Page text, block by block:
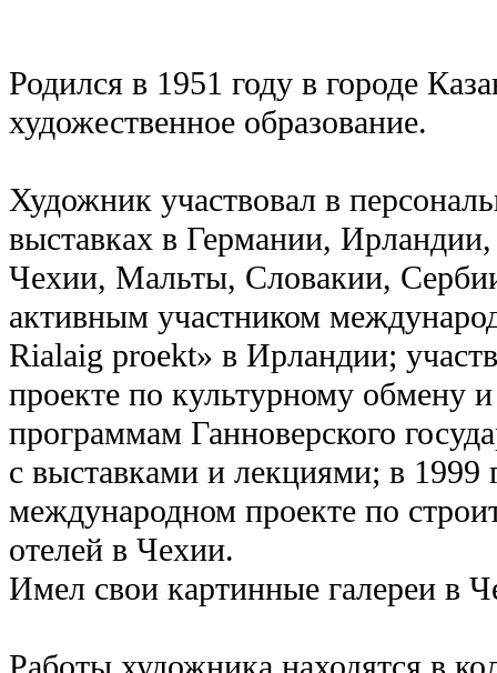
Родился в 1951 году в городе
художественное образование.
Художник участвовал в
выставках в Германии,
Чехии, Мальты, Словакии,
активным участником
Rialaig proekt» в Ирландии;
проекте по культурному обмену
программам Ганноверского
с выставками и лекциями; в 1999
международном проекте по
отелей в Чехии.
Имел свои картинные галереи в